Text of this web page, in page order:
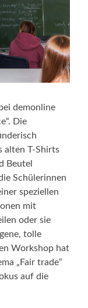
demonline
Die
alten T-Shirts
Beutel
Schülerinnen
speziellen
mit
oder sie
tolle
Workshop hat
„Fair trade“
auf die